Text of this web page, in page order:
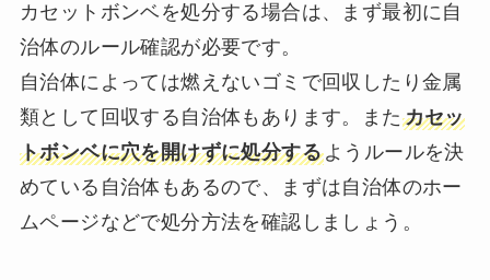
カセットボンベを処分する場合は、まず最初に自
治体のルール確認が必要です。
自治体によっては燃えないゴミで回収したり金属
類として回収する自治体もあります。また カセッ
トボンベに穴を開けずに処分するようルールを決
めている自治体もあるので、まずは自治体のホー
ムページなどで処分方法を確認しましょう。